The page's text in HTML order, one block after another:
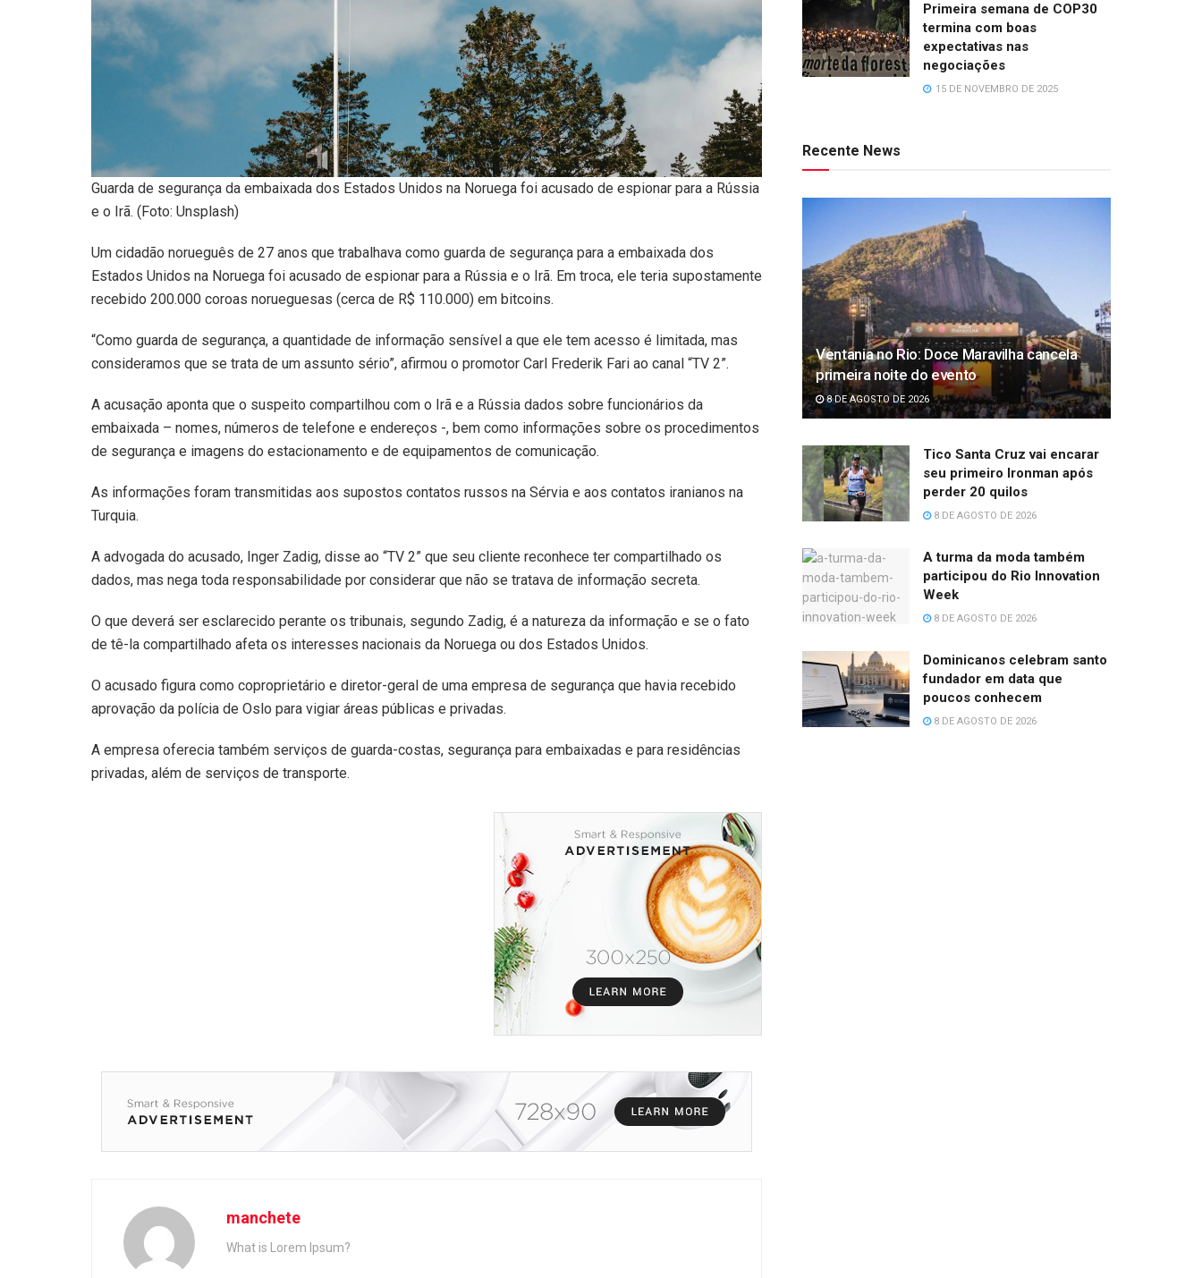
Guarda de segurança da embaixada dos Estados Unidos na Noruega foi acusado de espionar para a Rússia
e o Irã. (Foto: Unsplash)
Um cidadão norueguês de 27 anos que trabalhava como guarda de segurança para a embaixada dos
Estados Unidos na Noruega foi acusado de espionar para a Rússia e o Irã. Em troca, ele teria supostamente
recebido 200.000 coroas norueguesas (cerca de R$ 110.000) em bitcoins.
“Como guarda de segurança, a quantidade de informação sensível a que ele tem acesso é limitada, mas
consideramos que se trata de um assunto sério”, afirmou o promotor Carl Frederik Fari ao canal “TV 2”.
A acusação aponta que o suspeito compartilhou com o Irã e a Rússia dados sobre funcionários da
embaixada – nomes, números de telefone e endereços -, bem como informações sobre os procedimentos
de segurança e imagens do estacionamento e de equipamentos de comunicação.
As informações foram transmitidas aos supostos contatos russos na Sérvia e aos contatos iranianos na
Turquia.
A advogada do acusado, Inger Zadig, disse ao “TV 2” que seu cliente reconhece ter compartilhado os
dados, mas nega toda responsabilidade por considerar que não se tratava de informação secreta.
O que deverá ser esclarecido perante os tribunais, segundo Zadig, é a natureza da informação e se o fato
de tê-la compartilhado afeta os interesses nacionais da Noruega ou dos Estados Unidos.
O acusado figura como coproprietário e diretor-geral de uma empresa de segurança que havia recebido
aprovação da polícia de Oslo para vigiar áreas públicas e privadas.
A empresa oferecia também serviços de guarda-costas, segurança para embaixadas e para residências
privadas, além de serviços de transporte.
manchete
What is Lorem Ipsum?
Primeira semana de COP30
termina com boas
expectativas nas
negociações
15 DE NOVEMBRO DE 2025
Recente News
Ventania no Rio: Doce Maravilha cancela
primeira noite do evento
8 DE AGOSTO DE 2026
Tico Santa Cruz vai encarar
seu primeiro Ironman após
perder 20 quilos
8 DE AGOSTO DE 2026
A turma da moda também
participou do Rio Innovation
Week
8 DE AGOSTO DE 2026
Dominicanos celebram santo
fundador em data que
poucos conhecem
8 DE AGOSTO DE 2026